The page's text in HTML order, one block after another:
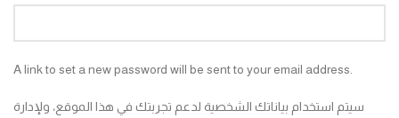
A link to set a new password will be sent to your email address.
سيتم استخدام بياناتك الشخصية لدعم تجربتك في هذا الموقع، ولإدارة